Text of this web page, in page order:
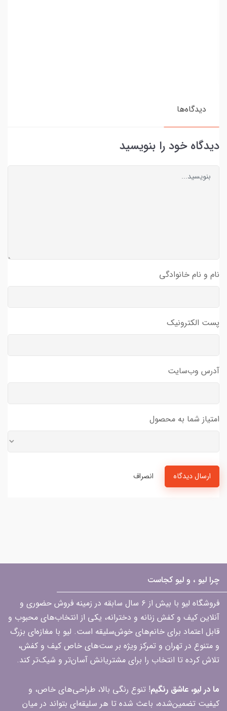
دیدگاه‌ها
دیدگاه خود را بنویسید
نام و نام خانوادگی
پست الکترونیک
آدرس وب‌سایت
امتیاز شما به محصول
ارسال دیدگاه انصراف
چرا لیو ، و لیو کجاست
فروشگاه لیو با بیش از ۶ سال سابقه در زمینه فروش حضوری و
آنلاین کیف و کفش زنانه و دخترانه، یکی از انتخاب‌های محبوب و
قابل اعتماد برای خانم‌های خوش‌سلیقه است. لیو با مغازه‌ای بزرگ
و متنوع در تهران و تمرکز ویژه بر ست‌های خاص کیف و کفش،
تلاش کرده تا انتخاب را برای مشتریانش آسان‌تر و شیک‌تر کند.
ما در لیو، عاشق رنگیم! تنوع رنگی بالا، طراحی‌های خاص، و
کیفیت تضمین‌شده، باعث شده تا هر سلیقه‌ای بتواند در میان